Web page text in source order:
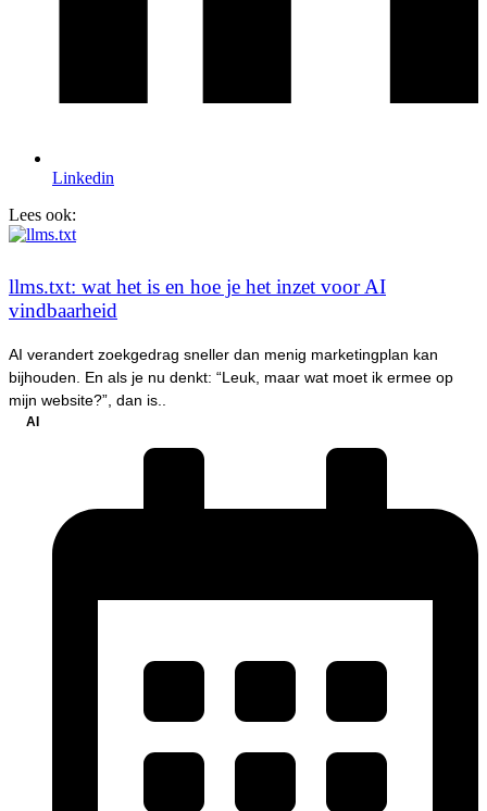
Linkedin
Lees ook:
llms.txt: wat het is en hoe je het inzet voor AI
vindbaarheid
AI verandert zoekgedrag sneller dan menig marketingplan kan
bijhouden. En als je nu denkt: “Leuk, maar wat moet ik ermee op
mijn website?”, dan is..
AI